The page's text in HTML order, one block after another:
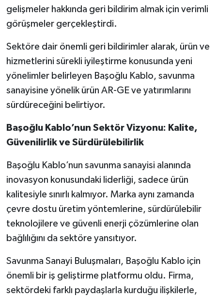
gelişmeler hakkında geri bildirim almak için verimli
görüşmeler gerçekleştirdi.
Sektöre dair önemli geri bildirimler alarak, ürün ve
hizmetlerini sürekli iyileştirme konusunda yeni
yönelimler belirleyen Başoğlu Kablo, savunma
sanayisine yönelik ürün AR-GE ve yatırımlarını
sürdüreceğini belirtiyor.
Başoğlu Kablo’nun Sektör Vizyonu: Kalite,
Güvenilirlik ve Sürdürülebilirlik
Başoğlu Kablo’nun savunma sanayisi alanında
inovasyon konusundaki liderliği, sadece ürün
kalitesiyle sınırlı kalmıyor. Marka aynı zamanda
çevre dostu üretim yöntemlerine, sürdürülebilir
teknolojilere ve güvenli enerji çözümlerine olan
bağlılığını da sektöre yansıtıyor.
Savunma Sanayi Buluşmaları, Başoğlu Kablo için
önemli bir iş geliştirme platformu oldu. Firma,
sektördeki farklı paydaşlarla kurduğu ilişkilerle,